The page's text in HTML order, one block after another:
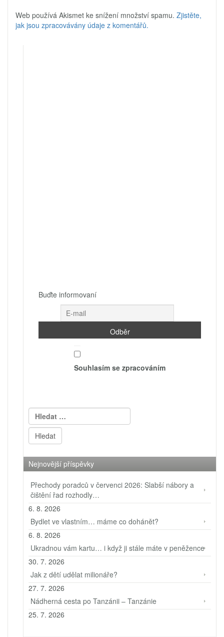
Web používá Akismet ke snížení množství spamu. Zjistěte,
jak jsou zpracovávány údaje z komentářů.
Buďte informovaní
Souhlasím se zpracováním
Vyhledávání
Nejnovější příspěvky
Přechody poradců v červenci 2026: Slabší nábory a
čištění řad rozhodly…
6. 8. 2026
Bydlet ve vlastním… máme co dohánět?
6. 8. 2026
Ukradnou vám kartu… i když ji stále máte v peněžence
30. 7. 2026
Jak z dětí udělat milionáře?
27. 7. 2026
Nádherná cesta po Tanzánii – Tanzánie
25. 7. 2026